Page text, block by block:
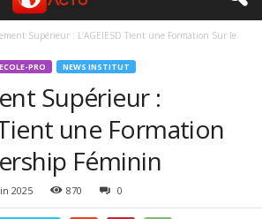
Supérieur : L’AGEIESD Tient une Formation Sur le
ECOLE-PRO NEWS INSTITUT
Supérieur :
Tient une Formation
Féminin
2025 870 0